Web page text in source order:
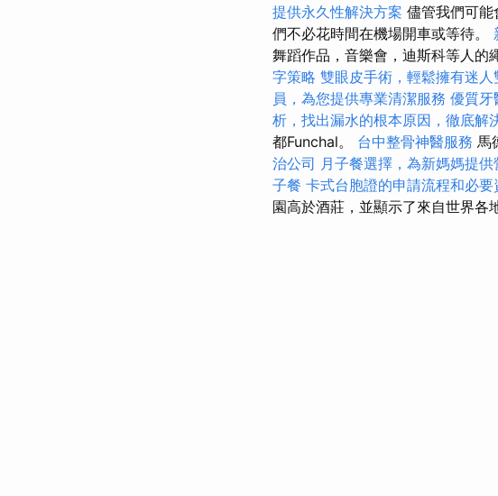
提供永久性解決方案 儘管我們可
們不必花時間在機場開車或等待。
舞蹈作品，音樂會，迪斯科等人
字策略 雙眼皮手術，輕鬆擁有迷人
員，為您提供專業清潔服務 優質牙
析，找出漏水的根本原因，徹底解
都Funchal。 台中整骨神醫服務 馬
治公司 月子餐選擇，為新媽媽提
子餐 卡式台胞證的申請流程和必要
園高於酒莊，並顯示了來自世界各